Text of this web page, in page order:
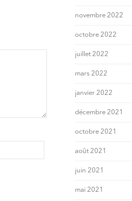
novembre 2022
octobre 2022
juillet 2022
mars 2022
janvier 2022
décembre 2021
octobre 2021
août 2021
juin 2021
mai 2021